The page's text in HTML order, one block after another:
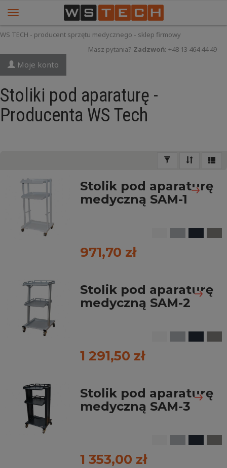
WS TECH - producent sprzętu medycznego - sklep firmowy
Masz pytania? Zadzwoń: +48 13 464 44 49
Moje konto
Stoliki pod aparaturę -
Producenta WS Tech
Stolik pod aparaturę
medyczną SAM-1
971,70 zł
Stolik pod aparaturę
medyczną SAM-2
1 291,50 zł
Stolik pod aparaturę
medyczną SAM-3
1 353,00 zł